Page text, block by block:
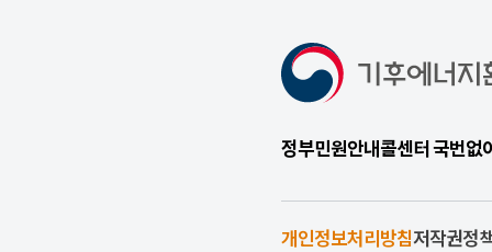
정부민원안내콜센터 국번
개인정보처리방침저작권정